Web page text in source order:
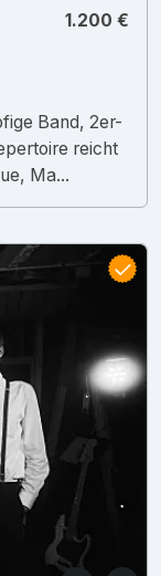
1.200 €
Band, 2er-
reicht
Ma...